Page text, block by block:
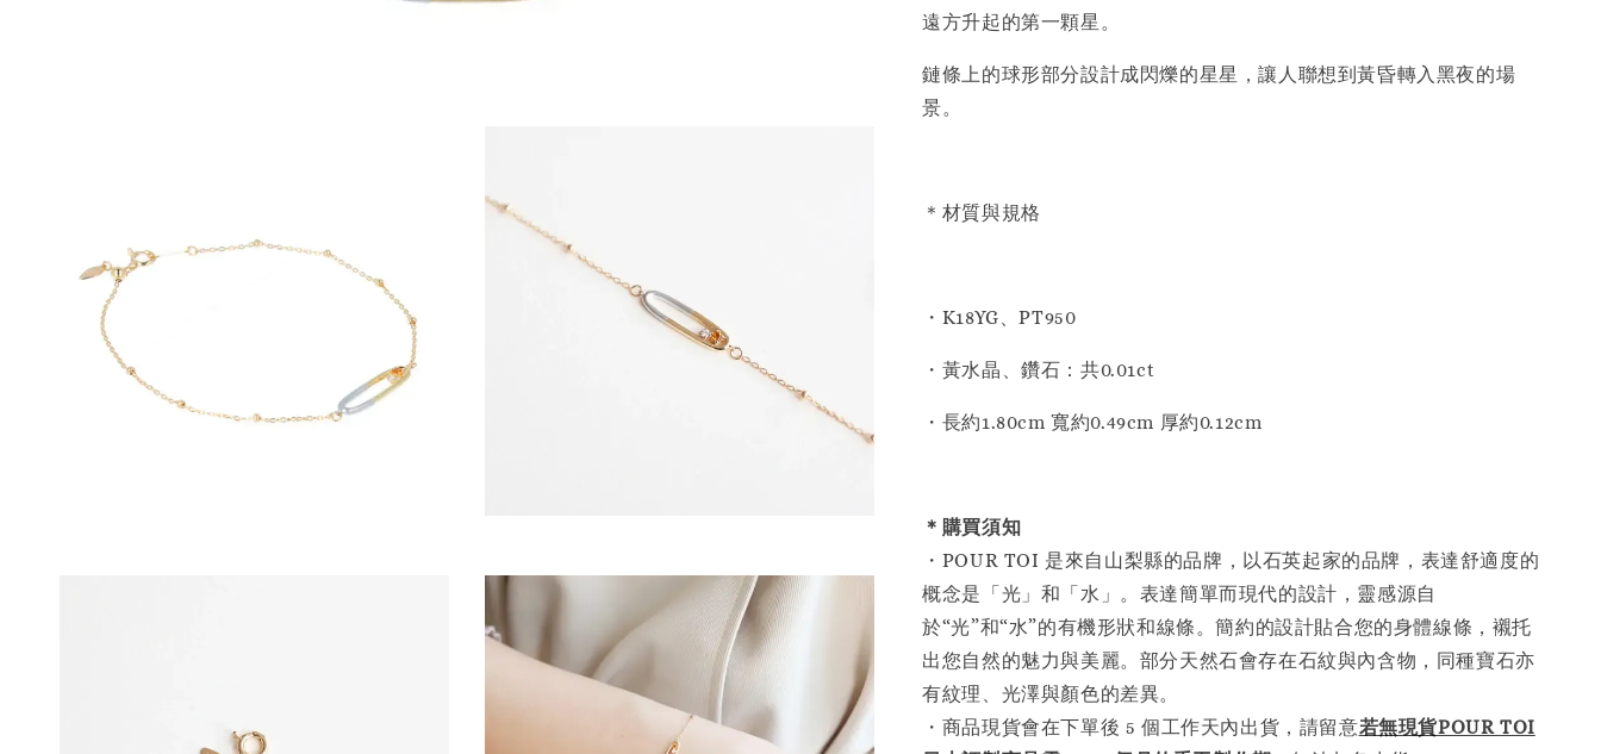
遠方升起的第一顆星。
鏈條上的球形部分設計成閃爍的星星，讓人聯想到黃昏轉入黑夜的場
景。
＊材質與規格
・K18YG、PT950
・黃水晶、鑽石：共0.01ct
・長約1.80cm 寬約0.49cm 厚約0.12cm
＊購買須知
・POUR TOI 是來自山梨縣的品牌，以石英起家的品牌，表達舒適度的
概念是「光」和「水」。表達簡單而現代的設計，靈感源自
於“光”和“水”的有機形狀和線條。簡約的設計貼合您的身體線條，襯托
出您自然的魅力與美麗。部分天然石會存在石紋與內含物，同種寶石亦
有紋理、光澤與顏色的差異。
・商品現貨會在下單後 5 個工作天內出貨，請留意若無現貨POUR TOI